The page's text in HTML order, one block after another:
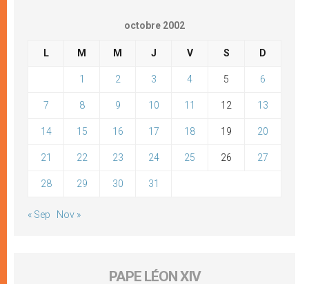
octobre 2002
L M M J V S D
1 2 3 4 5 6
7 8 9 10 11 12 13
14 15 16 17 18 19 20
21 22 23 24 25 26 27
28 29 30 31
« Sep Nov »
PAPE LÉON XIV